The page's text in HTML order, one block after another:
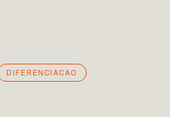
DIFERENCIACAO